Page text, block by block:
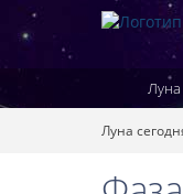
Луна
Луна